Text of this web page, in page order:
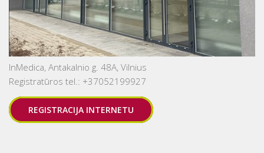
InMedica, Antakalnio g. 48A, Vilnius
Registratūros tel.: +37052199927
REGISTRACIJA INTERNETU